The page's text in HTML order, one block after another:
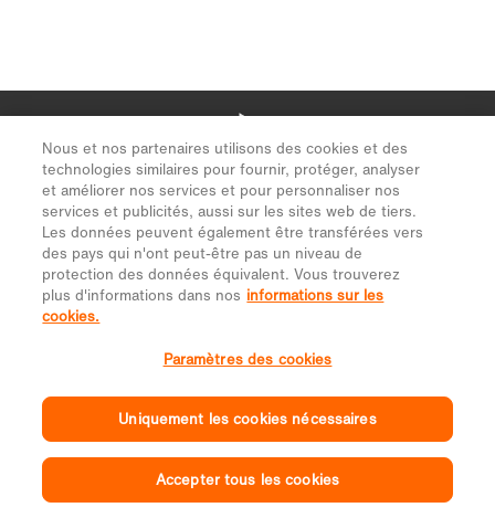
Nous et nos partenaires utilisons des cookies et des
technologies similaires pour fournir, protéger, analyser
et améliorer nos services et pour personnaliser nos
services et publicités, aussi sur les sites web de tiers.
Les données peuvent également être transférées vers
des pays qui n'ont peut-être pas un niveau de
protection des données équivalent. Vous trouverez
plus d'informations dans nos informations sur les
cookies.
Paramètres des cookies
Uniquement les cookies nécessaires
Accepter tous les cookies